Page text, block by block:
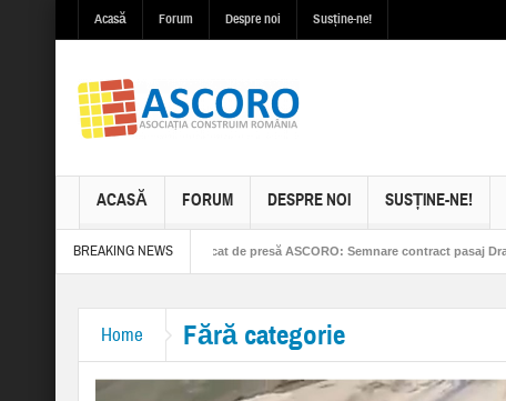
Acasă Forum Despre noi Susține-ne!
ACASĂ FORUM DESPRE NOI SUSȚINE-NE!
BREAKING NEWS
Comunicat de presă ASCORO: Semnare contract pasaj Drajna
Home Fără categorie